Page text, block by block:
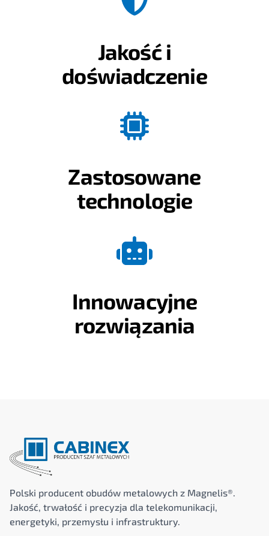
Jakość i
doświadczenie
Zastosowane
technologie
Innowacyjne
rozwiązania
Polski producent obudów metalowych z Magnelis®.
Jakość, trwałość i precyzja dla telekomunikacji,
energetyki, przemysłu i infrastruktury.